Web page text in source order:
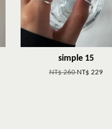
simple 15
NT$ 260NT$ 229